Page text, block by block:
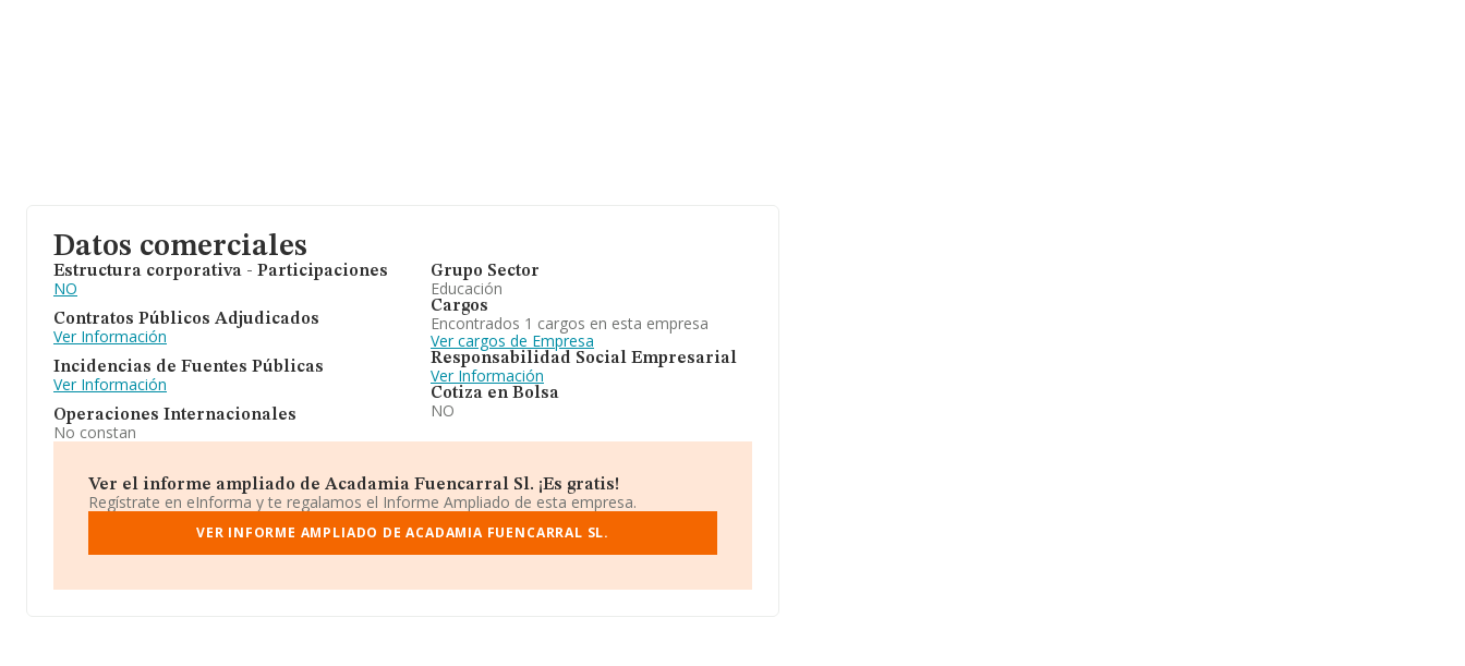
Datos comerciales
Estructura corporativa - Participaciones
NO
Contratos Públicos Adjudicados
Ver Información
Incidencias de Fuentes Públicas
Ver Información
Operaciones Internacionales
No constan
Grupo Sector
Educación
Cargos
Encontrados 1 cargos en esta empresa
Ver cargos de Empresa
Responsabilidad Social Empresarial
Ver Información
Cotiza en Bolsa
NO
Ver el informe ampliado de Acadamia Fuencarral Sl. ¡Es gratis!
Regístrate en eInforma y te regalamos el Informe Ampliado de esta empresa.
VER INFORME AMPLIADO DE ACADAMIA FUENCARRAL SL.